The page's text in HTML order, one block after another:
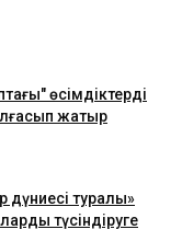
өсімдіктерді
жатыр
туралы»
түсіндіруге